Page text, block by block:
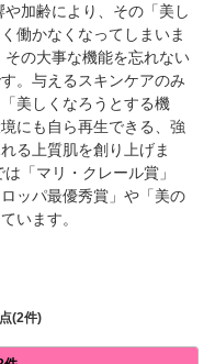
加齢により、その「美し
働かなくなってしまいま
の大事な機能を忘れない
。与えるスキンケアのみ
美しくなろうとする機
にも自ら再生できる、強
る上質肌を創り上げま
「マリ・クレール賞」
ッパ最優秀賞」や「美の
います。
(2件)